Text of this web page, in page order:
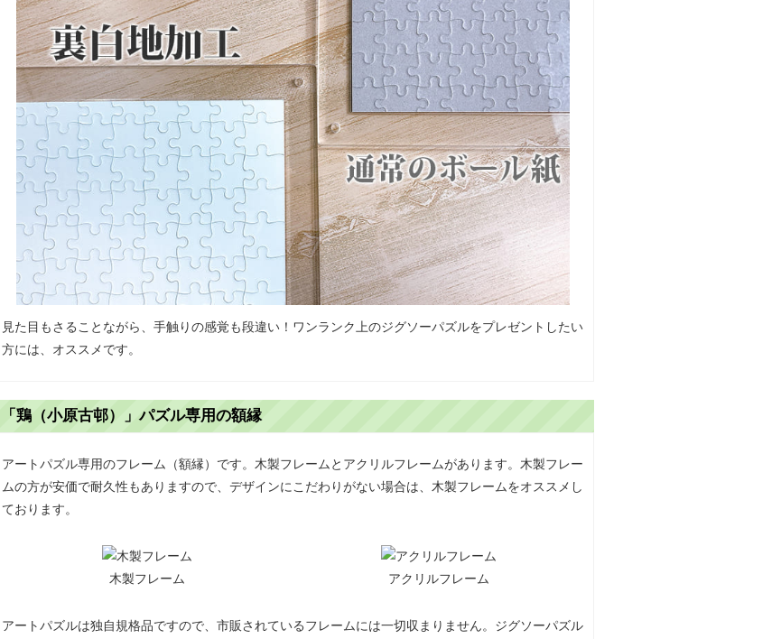
見た目もさることながら、手触りの感覚も段違い！ワンランク上のジグソーパズルをプレゼントしたい
方には、オススメです。
「鶏（小原古邨）」パズル専用の額縁
アートパズル専用のフレーム（額縁）です。木製フレームとアクリルフレームがあります。木製フレー
ムの方が安価で耐久性もありますので、デザインにこだわりがない場合は、木製フレームをオススメし
ております。
木製フレーム アクリルフレーム
アートパズルは独自規格品ですので、市販されているフレームには一切収まりません。ジグソーパズル